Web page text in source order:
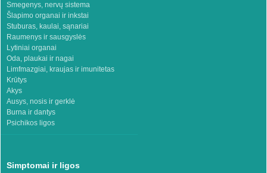
Smegenys, nervų sistema
Šlapimo organai ir inkstai
Stuburas, kaulai, sąnariai
Raumenys ir sausgyslės
Lytiniai organai
Oda, plaukai ir nagai
Limfmazgiai, kraujas ir imunitetas
Krūtys
Akys
Ausys, nosis ir gerklė
Burna ir dantys
Psichikos ligos
Simptomai ir ligos